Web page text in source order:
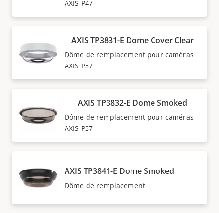
AXIS P47
AXIS TP3831-E Dome Cover Clear
Dôme de remplacement pour caméras
AXIS P37
AXIS TP3832-E Dome Smoked
Dôme de remplacement pour caméras
AXIS P37
AXIS TP3841-E Dome Smoked
Dôme de remplacement